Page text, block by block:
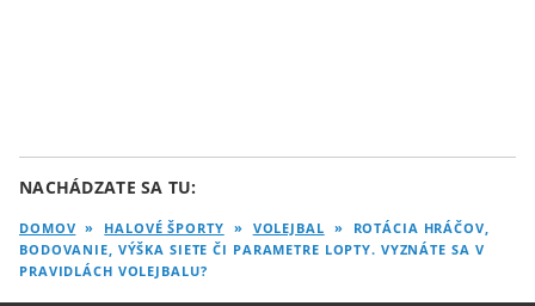
NACHÁDZATE SA TU:
DOMOV » HALOVÉ ŠPORTY » VOLEJBAL »
ROTÁCIA HRÁČOV,
BODOVANIE, VÝŠKA SIETE ČI PARAMETRE LOPTY. VYZNÁTE SA V
PRAVIDLÁCH VOLEJBALU?